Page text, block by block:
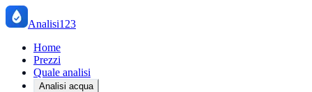
Analisi123
Home
Prezzi
Quale analisi
Analisi acqua